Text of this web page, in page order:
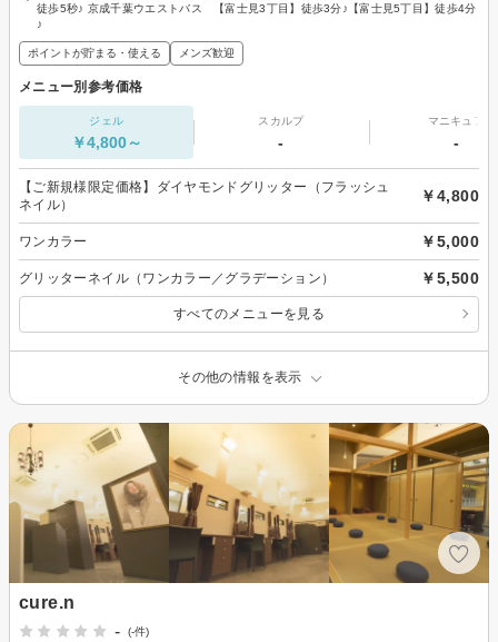
徒歩5秒♪ 京成千葉ウエストバス 【富士見3丁目】徒歩3分♪【富士見5丁目】徒歩4分
♪
ポイントが貯まる・使える メンズ歓迎
メニュー別参考価格
ジェル
￥4,800～
スカルプ
-
マニキュア
-
【ご新規様限定価格】ダイヤモンドグリッター（フラッシュ
ネイル）
￥4,800
ワンカラー ￥5,000
グリッターネイル（ワンカラー／グラデーション） ￥5,500
すべてのメニューを見る
その他の情報を表示
cure.n
-
(-件)